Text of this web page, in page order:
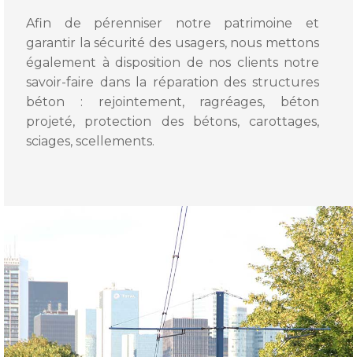
Afin de pérenniser notre patrimoine et
garantir la sécurité des usagers, nous mettons
également à disposition de nos clients notre
savoir-faire dans la réparation des structures
béton : rejointement, ragréages, béton
projeté, protection des bétons, carottages,
sciages, scellements.